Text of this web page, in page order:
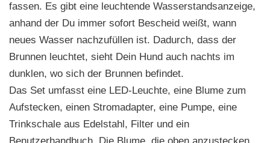
fassen. Es gibt eine leuchtende Wasserstandsanzeige,
anhand der Du immer sofort Bescheid weißt, wann
neues Wasser nachzufüllen ist. Dadurch, dass der
Brunnen leuchtet, sieht Dein Hund auch nachts im
dunklen, wo sich der Brunnen befindet.
Das Set umfasst eine LED-Leuchte, eine Blume zum
Aufstecken, einen Stromadapter, eine Pumpe, eine
Trinkschale aus Edelstahl, Filter und ein